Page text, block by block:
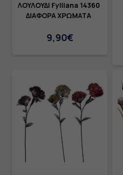
ΛΟΥΛΟΥΔΙ Fylliana 14360
ΔΙΑΦΟΡΑ ΧΡΩΜΑΤΑ
9,90€